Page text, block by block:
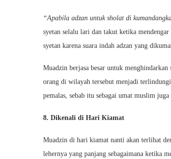
“Apabila adzan untuk sholat di
syetan selalu lari dan takut ketika
syetan karena suara indah adzan yang
Muadzin berjasa besar untuk menghindarkan
orang di wilayah tersebut menjadi
pemalas, sebab itu sebagai umat muslim
8. Dikenali di Hari Kiamat
Muadzin di hari kiamat nanti akan terlihat
lehernya yang panjang sebagaimana ketika